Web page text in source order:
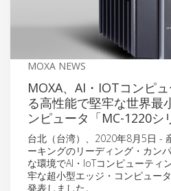
MOXA NEWS
MOXA、AI・IOTコンピ
る高性能で堅牢な世界最
ンピュータ「MC-1220シ
台北（台湾）、2020年8月5日 -
ーキングのリーディング・カン
な環境でAI・IoTコンピューティ
牢な超小型エッジ・コンピュー
発表しました。